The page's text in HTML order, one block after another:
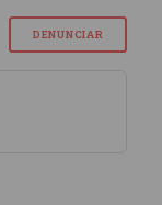
DENUNCIAR